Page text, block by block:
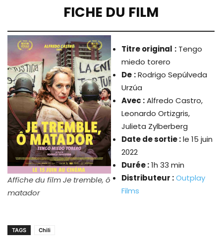
FICHE DU FILM
Affiche du film Je tremble, ô
matador
Titre original : Tengo
miedo torero
De :Rodrigo Sepúlveda
Urzúa
Avec :Alfredo Castro,
Leonardo Ortizgris,
Julieta Zylberberg
Date de sortie :le 15 juin
2022
Durée :1h 33 min
Distributeur :Outplay
Films
TAGS Chili